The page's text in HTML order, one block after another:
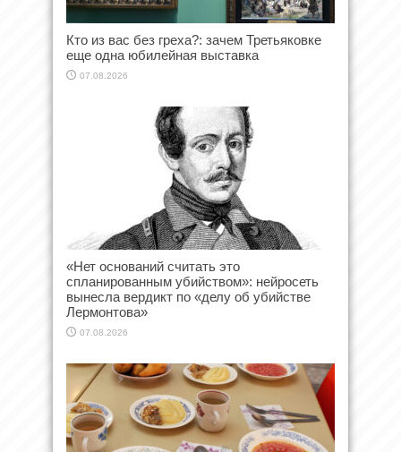
Кто из вас без греха?: зачем Третьяковке
еще одна юбилейная выставка
07.08.2026
«Нет оснований считать это
спланированным убийством»: нейросеть
вынесла вердикт по «делу об убийстве
Лермонтова»
07.08.2026